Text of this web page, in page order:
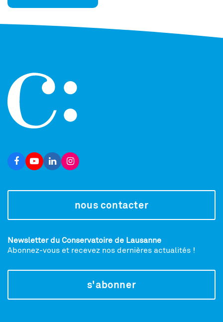
nous contacter
Newsletter du Conservatoire de Lausanne
Abonnez-vous et recevez nos dernières actualités !
s'abonner